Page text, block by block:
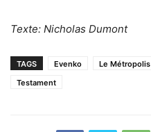
Texte: Nicholas Dumont
TAGS Evenko Le Métropolis
Testament